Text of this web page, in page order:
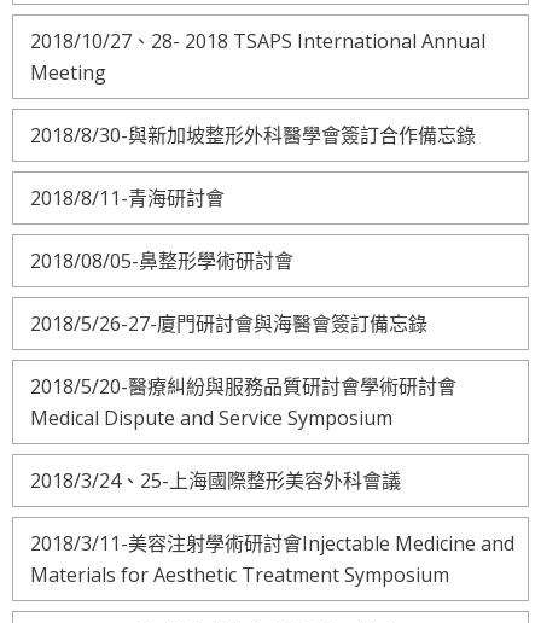
2018/10/27、28- 2018 TSAPS International Annual
Meeting
2018/8/30-與新加坡整形外科醫學會簽訂合作備忘錄
2018/8/11-青海研討會
2018/08/05-鼻整形學術研討會
2018/5/26-27-廈門研討會與海醫會簽訂備忘錄
2018/5/20-醫療糾紛與服務品質研討會學術研討會
Medical Dispute and Service Symposium
2018/3/24、25-上海國際整形美容外科會議
2018/3/11-美容注射學術研討會Injectable Medicine and
Materials for Aesthetic Treatment Symposium